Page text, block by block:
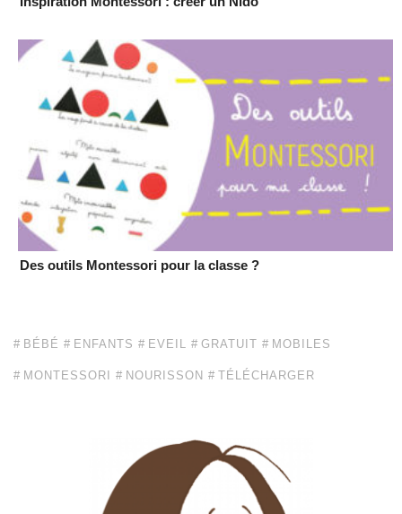
Des outils Montessori pour la classe ?
BÉBÉ ENFANTS EVEIL GRATUIT MOBILES
MONTESSORI NOURISSON TÉLÉCHARGER